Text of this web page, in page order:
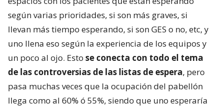
según varias prioridades, si son más graves, si
llevan más tiempo esperando, si son GES o no, etc, y
uno llena eso según la experiencia de los equipos y
un poco al ojo. Esto se conecta con todo el tema
de las controversias de las listas de espera, pero
pasa muchas veces que la ocupación del pabellón
llega como al 60% ó 55%, siendo que uno esperaría